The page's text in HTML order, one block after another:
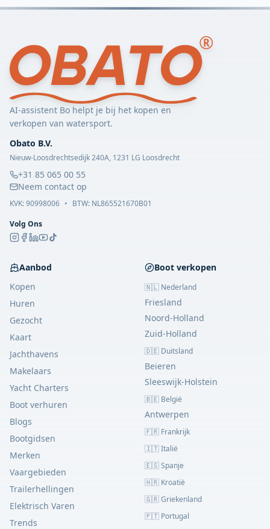
AI-assistent Bo helpt je bij het kopen en
verkopen van watersport.
Obato B.V.
Nieuw-Loosdrechtsedijk 240A, 1231 LG Loosdrecht
+31 85 065 00 55
Neem contact op
KVK:90998006 • BTW: NL865521670B01
Volg Ons
Aanbod
Kopen
Huren
Gezocht
Kaart
Jachthavens
Makelaars
Yacht Charters
Boot verhuren
Blogs
Bootgidsen
Merken
Vaargebieden
Trailerhellingen
Elektrisch Varen
Trends
Boot verkopen
🇳🇱 Nederland
Friesland
Noord-Holland
Zuid-Holland
🇩🇪 Duitsland
Beieren
Sleeswijk-Holstein
🇧🇪 België
Antwerpen
🇫🇷 Frankrijk
🇮🇹 Italië
🇪🇸 Spanje
🇭🇷 Kroatië
🇬🇷 Griekenland
🇵🇹 Portugal